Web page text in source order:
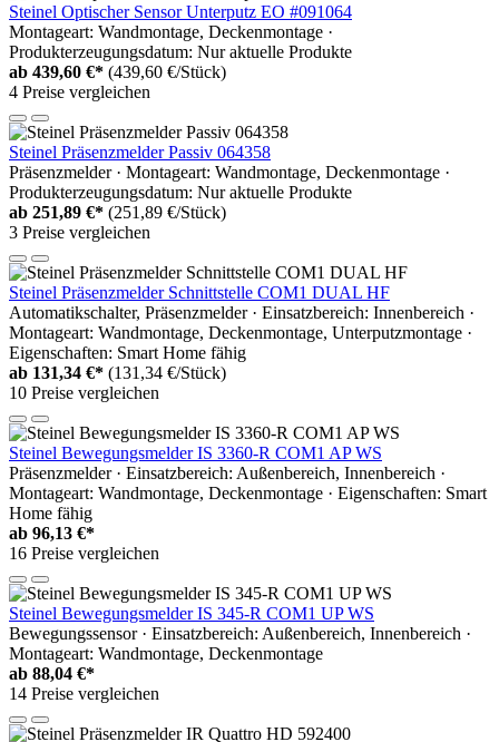
Steinel Optischer Sensor Unterputz EO #091064
Montageart: Wandmontage, Deckenmontage ·
Produkterzeugungsdatum: Nur aktuelle Produkte
ab 439,60 €* (439,60 €/Stück)
4 Preise vergleichen
Steinel Präsenzmelder Passiv 064358
Präsenzmelder · Montageart: Wandmontage, Deckenmontage ·
Produkterzeugungsdatum: Nur aktuelle Produkte
ab 251,89 €* (251,89 €/Stück)
3 Preise vergleichen
Steinel Präsenzmelder Schnittstelle COM1 DUAL HF
Automatikschalter, Präsenzmelder · Einsatzbereich: Innenbereich ·
Montageart: Wandmontage, Deckenmontage, Unterputzmontage ·
Eigenschaften: Smart Home fähig
ab 131,34 €* (131,34 €/Stück)
10 Preise vergleichen
Steinel Bewegungsmelder IS 3360-R COM1 AP WS
Präsenzmelder · Einsatzbereich: Außenbereich, Innenbereich ·
Montageart: Wandmontage, Deckenmontage · Eigenschaften: Smart
Home fähig
ab 96,13 €*
16 Preise vergleichen
Steinel Bewegungsmelder IS 345-R COM1 UP WS
Bewegungssensor · Einsatzbereich: Außenbereich, Innenbereich ·
Montageart: Wandmontage, Deckenmontage
ab 88,04 €*
14 Preise vergleichen